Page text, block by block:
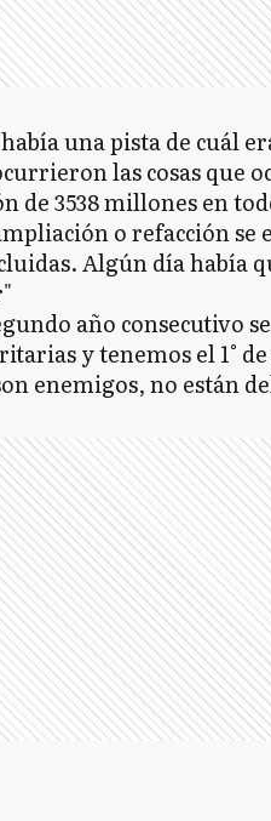
una pista de cuál
las cosas que
de 3538 millones en
o refacción se
Algún día había
año consecutivo
y tenemos el 1°
enemigos, no están